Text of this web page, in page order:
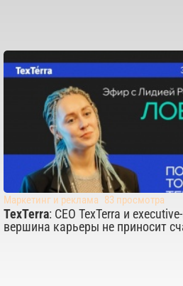
Маркетинг и реклама 83 просмотра
TexTerra: CEO TexTerra и
вершина карьеры не приносит